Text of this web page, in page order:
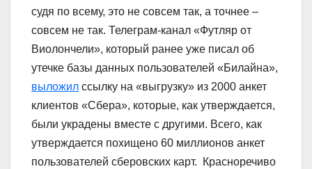
судя по всему, это не совсем так, а точнее –
совсем не так. Телеграм-канал «Футляр от
Виолончели», который ранее уже писал об
утечке базы данных пользователей «Билайна»,
выложил ссылку на «выгрузку» из 2000 анкет
клиентов «Сбера», которые, как утверждается,
были украдены вместе с другими. Всего, как
утверждается похищено 60 миллионов анкет
пользователей сберовских карт. Красноречиво